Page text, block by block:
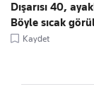
Dışarısı 40,
Böyle sıcak
Kaydet